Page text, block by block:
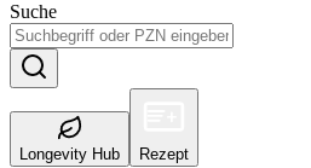
Suche
Longevity Hub Rezept